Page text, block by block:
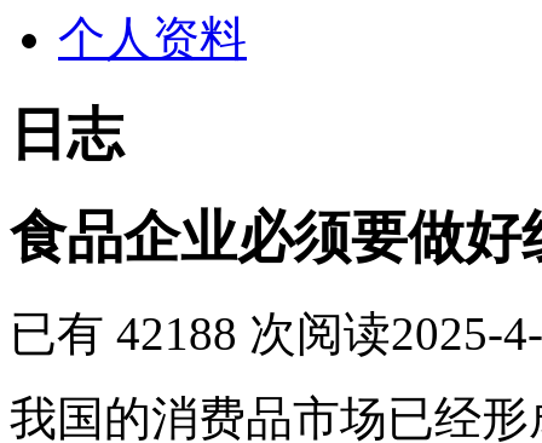
个人资料
日志
食品企业必须要做
已有 42188 次阅读2025-
我国的消费品市场已经